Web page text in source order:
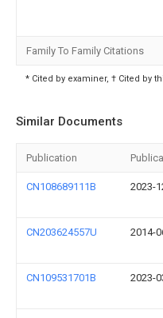
Family To Family Citations
* Cited by examiner, † Cited by
Similar Documents
Publication
CN108689111B 2023-
CN203624557U 2014-
CN109531701B 2023-